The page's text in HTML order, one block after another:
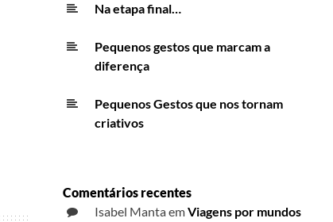
Na etapa final…
Pequenos gestos que marcam a
diferença
Pequenos Gestos que nos tornam
criativos
Comentários recentes
Isabel MantaemViagens por mundos